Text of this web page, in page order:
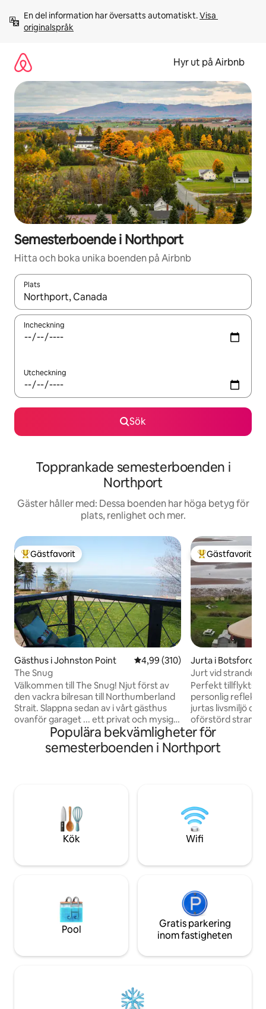
innehåll
En del information har översatts automatiskt. Visa
originalspråk
Hyr ut på Airbnb
Semesterboende i Northport
Hitta och boka unika boenden på Airbnb
Plats
När resultaten är tillgängliga kan du navigera med upp- och
Incheckning
Utcheckning
Sök
Topprankade semesterboenden i
Northport
Gäster håller med: Dessa boenden har höga betyg för
plats, renlighet och mer.
Populär gästfavorit
Gästfavorit
Gästhus i Johnston Point 4,99 av 5 i genomsnittligt
4,99 (310)
The Snug
Välkommen till The Snug! Njut först av
den vackra bilresan till Northumberland
Strait. Slappna sedan av i vårt gästhus
ovanför garaget ... ett privat och mysigt
utrymme med havsutsikt ... ett
underbart ställe att koppla av, varva ner
och andas in den friska salta luften ... och
Scotia... Upptäck vingårdar, bistroer,
hantverkare, vandrings-/cykelleder,
unika butiker, golfbanor.
Populär
Gästfavorit
Jurta i Botsford
Jurt vid
Perfekt
personlig reflektion! Upplev
jurtas livsmiljö
oförstörd strand.
och njut av några
vattnen norr om
havsglas och
omfattande urval
det handlar om
Populära bekvämligheter för
semesterboenden i Northport
Kök Wifi
Pool
Gratis parkering
inom fastigheten